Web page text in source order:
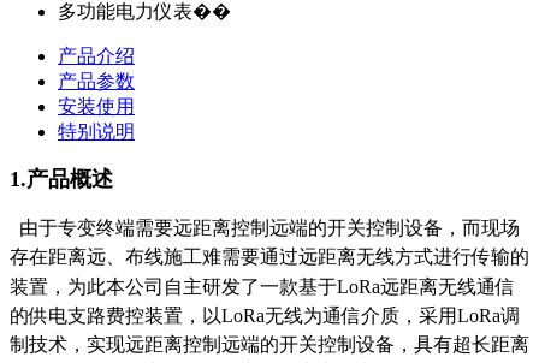
多功能电力仪表��
产品介绍
产品参数
安装使用
特别说明
1.产品概述
由于专变终端需要远距离控制远端的开关控制设备，而现场
存在距离远、布线施工难需要通过远距离无线方式进行传输的
装置，为此本公司自主研发了一款基于LoRa远距离无线通信
的供电支路费控装置，以LoRa无线为通信介质，采用LoRa调
制技术，实现远距离控制远端的开关控制设备，具有超长距离